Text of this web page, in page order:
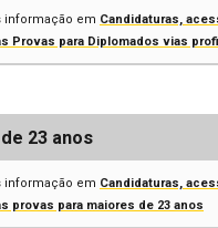
informação em Candidaturas,
Provas para Diplomados vias
23 anos
informação em Candidaturas,
provas para maiores de 23 anos